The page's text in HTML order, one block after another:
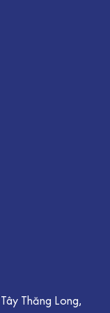
Thăng Long,